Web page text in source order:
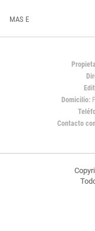
MAS E
Domicilio:
Contacto